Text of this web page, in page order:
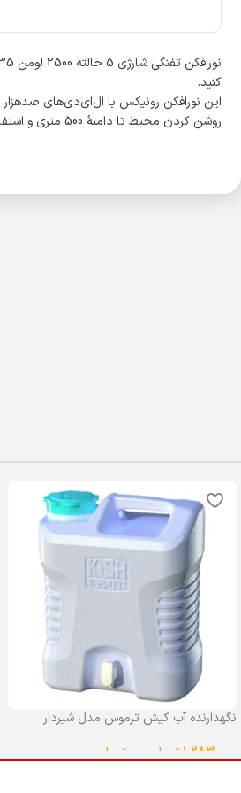
کنید.
روشن کردن محیط تا دامنۀ 500 متری و استفاده از آن به عنوان پاوربانک از ویژگی‌های مهم این دستگاه به شمار می‌روند.
نگهدارنده آب کیش ترموس مدل شیردار
1,283,000تومان تومان